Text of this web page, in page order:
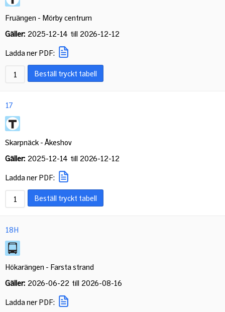
Fruängen - Mörby centrum
Gäller: 2025-12-14 till 2026-12-12
Ladda ner PDF:
Beställ tryckt tabell
17
Skarpnäck - Åkeshov
Gäller: 2025-12-14 till 2026-12-12
Ladda ner PDF:
Beställ tryckt tabell
18H
Hökarängen - Farsta strand
Gäller: 2026-06-22 till 2026-08-16
Ladda ner PDF: